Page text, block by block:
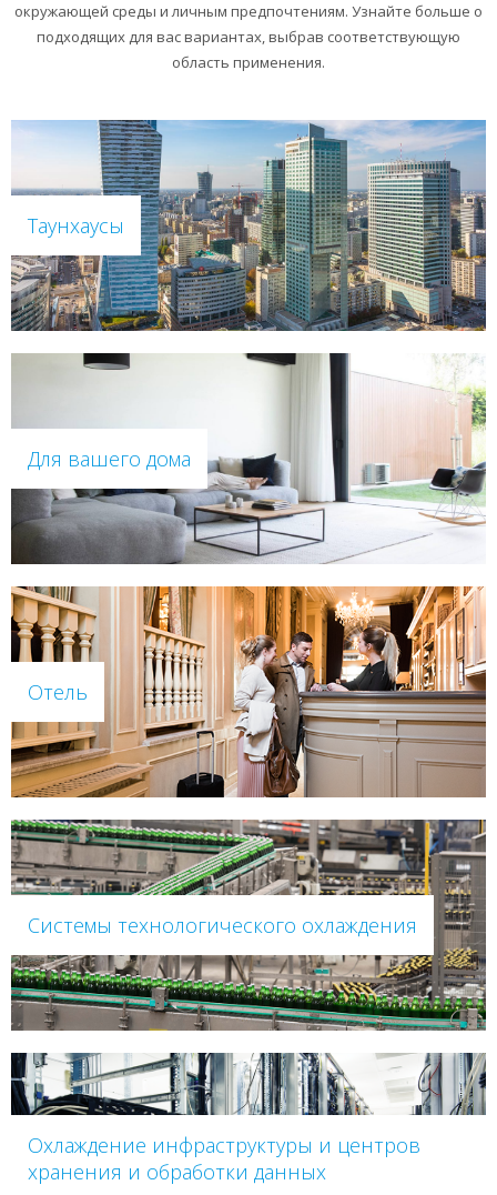
окружающей среды и личным предпочтениям. Узнайте больше о
подходящих для вас вариантах, выбрав соответствующую
область применения.
Таунхаусы
Для вашего дома
Отель
Системы технологического охлаждения
Охлаждение инфраструктуры и центров
хранения и обработки данных